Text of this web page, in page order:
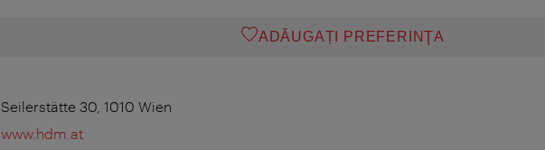
ADĂUGAȚI PREFERINŢA
Seilerstätte 30, 1010 Wien
www.hdm.at